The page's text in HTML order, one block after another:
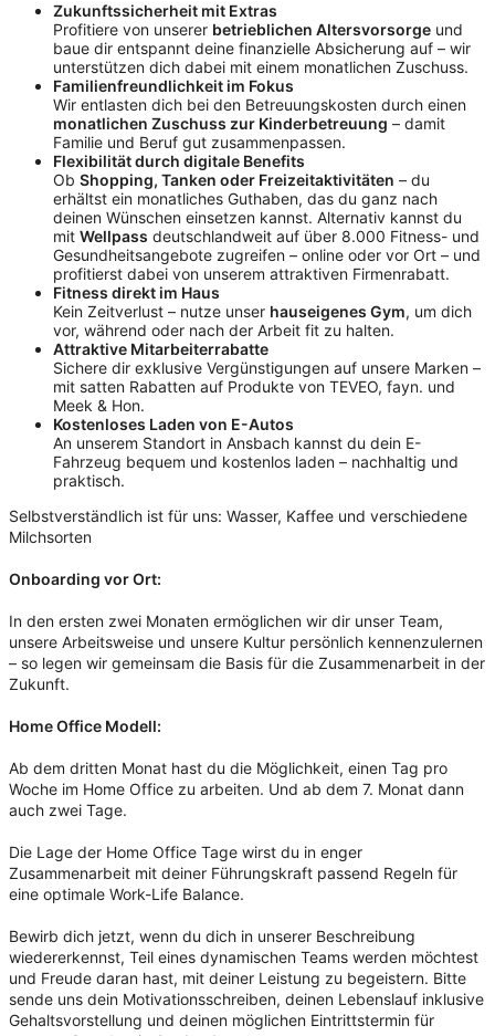
Zukunftssicherheit mit Extras
Profitiere von unserer betrieblichen Altersvorsorge und
baue dir entspannt deine finanzielle Absicherung auf – wir
unterstützen dich dabei mit einem monatlichen Zuschuss.
Familienfreundlichkeit im Fokus
Wir entlasten dich bei den Betreuungskosten durch einen
monatlichen Zuschuss zur Kinderbetreuung – damit
Familie und Beruf gut zusammenpassen.
Flexibilität durch digitale Benefits
Ob Shopping, Tanken oder Freizeitaktivitäten – du
erhältst ein monatliches Guthaben, das du ganz nach
deinen Wünschen einsetzen kannst. Alternativ kannst du
mit Wellpass deutschlandweit auf über 8.000 Fitness- und
Gesundheitsangebote zugreifen – online oder vor Ort – und
profitierst dabei von unserem attraktiven Firmenrabatt.
Fitness direkt im Haus
Kein Zeitverlust – nutze unser hauseigenes Gym, um dich
vor, während oder nach der Arbeit fit zu halten.
Attraktive Mitarbeiterrabatte
Sichere dir exklusive Vergünstigungen auf unsere Marken –
mit satten Rabatten auf Produkte von TEVEO, fayn. und
Meek & Hon.
Kostenloses Laden von E-Autos
An unserem Standort in Ansbach kannst du dein E-
Fahrzeug bequem und kostenlos laden – nachhaltig und
praktisch.
Selbstverständlich ist für uns: Wasser, Kaffee und verschiedene
Milchsorten
Onboarding vor Ort:
In den ersten zwei Monaten ermöglichen wir dir unser Team,
unsere Arbeitsweise und unsere Kultur persönlich kennenzulernen
– so legen wir gemeinsam die Basis für die Zusammenarbeit in der
Zukunft.
Home Office Modell:
Ab dem dritten Monat hast du die Möglichkeit, einen Tag pro
Woche im Home Office zu arbeiten. Und ab dem 7. Monat dann
auch zwei Tage.
Die Lage der Home Office Tage wirst du in enger
Zusammenarbeit mit deiner Führungskraft passend Regeln für
eine optimale Work-Life Balance.
Bewirb dich jetzt, wenn du dich in unserer Beschreibung
wiedererkennst, Teil eines dynamischen Teams werden möchtest
und Freude daran hast, mit deiner Leistung zu begeistern. Bitte
sende uns dein Motivationsschreiben, deinen Lebenslauf inklusive
Gehaltsvorstellung und deinen möglichen Eintrittstermin für